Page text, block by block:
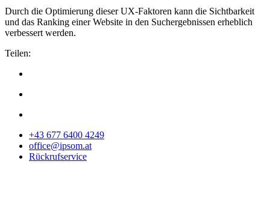
Durch die Optimierung dieser UX-Faktoren kann die Sichtbarkeit
und das Ranking einer Website in den Suchergebnissen erheblich
verbessert werden.
Teilen:
+43 677 6400 4249
office@ipsom.at
Rückrufservice